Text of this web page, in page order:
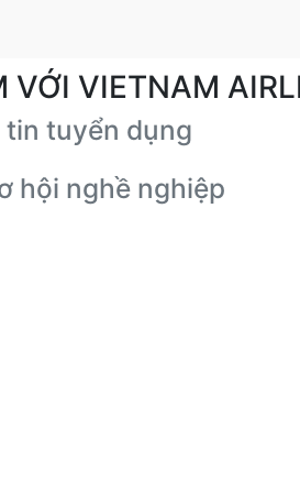
VỚI VIETNAM
tin tuyển dụng
hội nghề nghiệp